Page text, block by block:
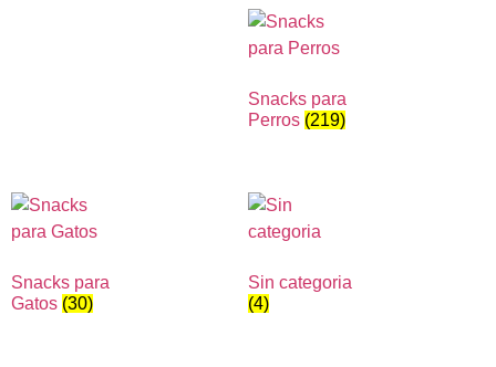
Snacks para
Perros (219)
Snacks para
Gatos (30)
Sin categoria
(4)